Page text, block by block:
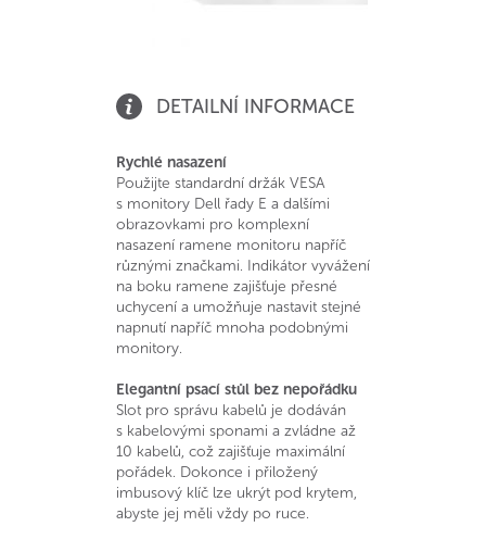
DETAILNÍ INFORMACE
Rychlé nasazení
Použijte standardní držák VESA
s monitory Dell řady E a dalšími
obrazovkami pro komplexní
nasazení ramene monitoru napříč
různými značkami. Indikátor vyvážení
na boku ramene zajišťuje přesné
uchycení a umožňuje nastavit stejné
napnutí napříč mnoha podobnými
monitory.
Elegantní psací stůl bez nepořádku
Slot pro správu kabelů je dodáván
s kabelovými sponami a zvládne až
10 kabelů, což zajišťuje maximální
pořádek. Dokonce i přiložený
imbusový klíč lze ukrýt pod krytem, ​​
abyste jej měli vždy po ruce.